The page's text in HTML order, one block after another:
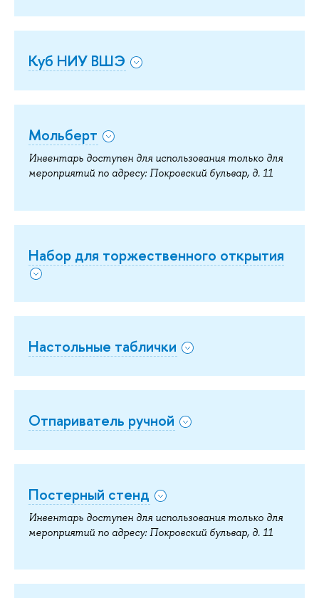
Куб НИУ ВШЭ
Мольберт
Инвентарь доступен для использования только для
мероприятий по адресу: Покровский бульвар, д. 11
Набор для торжественного открытия
Настольные таблички
Отпариватель ручной
Постерный стенд
Инвентарь доступен для использования только для
мероприятий по адресу: Покровский бульвар, д. 11